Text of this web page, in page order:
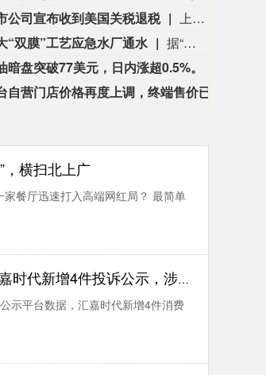
公司宣布收到美国关税退税
上市公司公告显示，自7月以来，多家公司宣布已经收到美国关税退税。根据美国最高法院今年2月裁定，《国际紧急经济权力法》不授权总统征收大规模关税。美国国际贸易法院随后下令海关办理相关退款。海关与边境保护局4月20日启动第一阶段退款工作，首批退款于5月11日前后发放。美国海关与边境保护局官员本月4日披露的信息显示，截至7月底，该部门已处理完毕约1000亿美元关税的退款流程并把相关信息提供给财政部用于付款。（中新社）
“双膜”工艺应急水厂通水
据“三峡小微”公众号消息，8月8日，由三峡集团所属长江环保集团、武汉市水务集团等共同投资建设的华中地区规模最大的“双膜”工艺应急水厂——武汉梁子湖应急水厂并网通水，标志着武汉市江南区域正式构建起“一江一湖”双水源互为备援、灵活调度的供水新格局，为片区660万市民用水安全提供坚实保障。
暗盘突破77美元，日内涨超0.5%。
，横扫北上广
餐厅迅速打入高端网红局？ 最简单
，涉及不履行国家规定的三包义务问题等
示平台数据，汇嘉时代新增4件消费